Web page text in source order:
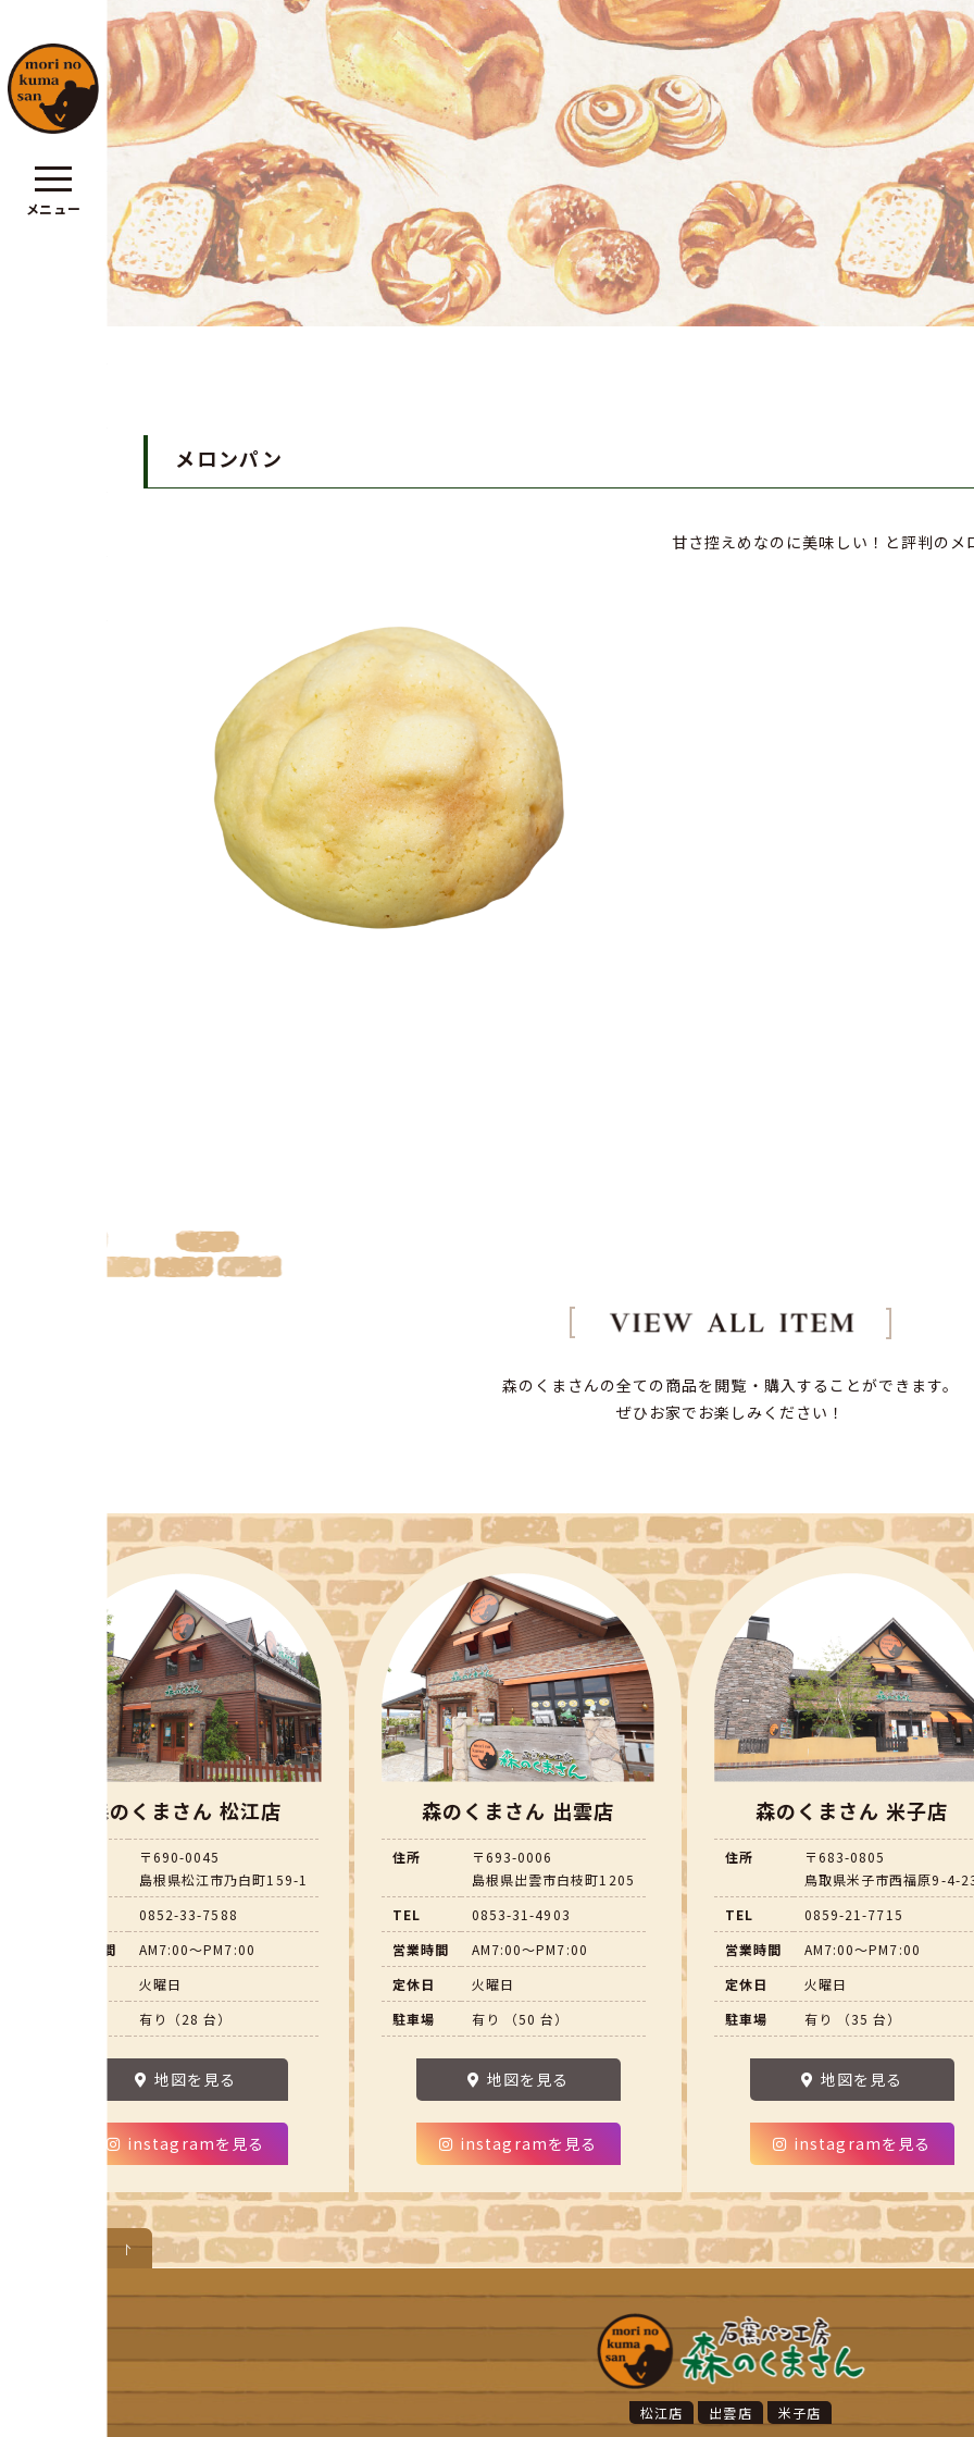
メニュー
メロンパン
甘さ控えめなのに美味しい！と評判のメ
森のくまさんの全ての商品を閲覧・購入することができます。
ぜひお家でお楽しみください！
森のくまさん 松江店
〒690-0045
島根県松江市乃白町159-1
0852-33-7588
営業時間
AM7:00～PM7:00
火曜日
有り（28 台）
地図を見る
instagramを見る
森のくまさん 出雲店
住所
〒693-0006
島根県出雲市白枝町1205
TEL
0853-31-4903
営業時間
AM7:00～PM7:00
定休日
火曜日
駐車場
有り （50 台）
地図を見る
instagramを見る
森のくまさん 米子店
住所
〒683-0805
鳥取県米子市西福原9-4-
TEL
0859-21-7715
営業時間
AM7:00～PM7:00
定休日
火曜日
駐車場
有り （35 台）
地図を見る
instagramを見る
松江店 出雲店 米子店